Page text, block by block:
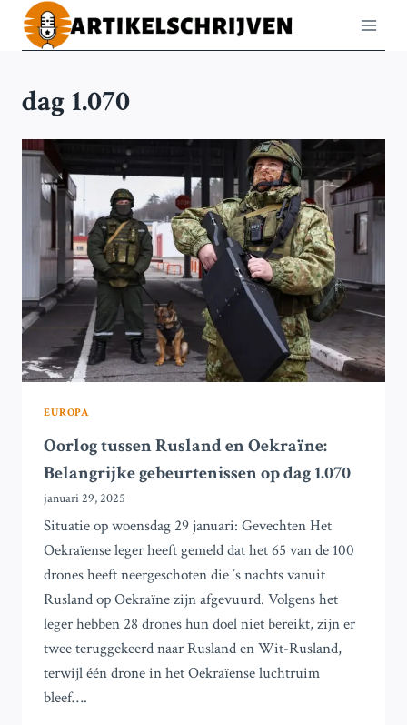
Doorgaan
naar
dag 1.070
EUROPA
Oorlog tussen Rusland en Oekraïne:
Belangrijke gebeurtenissen op dag 1.070
januari 29, 2025
Situatie op woensdag 29 januari: Gevechten Het
Oekraïense leger heeft gemeld dat het 65 van de 100
drones heeft neergeschoten die ’s nachts vanuit
Rusland op Oekraïne zijn afgevuurd. Volgens het
leger hebben 28 drones hun doel niet bereikt, zijn er
twee teruggekeerd naar Rusland en Wit-Rusland,
terwijl één drone in het Oekraïense luchtruim
bleef….